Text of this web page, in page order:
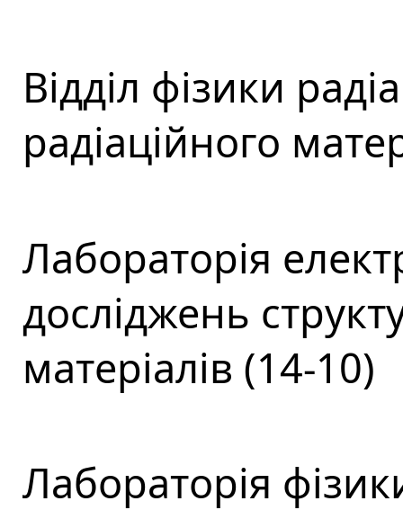
Відділ фізики
радіаційного
Лабораторія
досліджень
матеріалів (14-10)
Лабораторія